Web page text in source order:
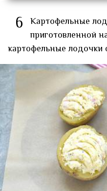
6 Картофельные
приготовленной
картофельные лодочки